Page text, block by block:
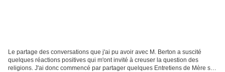
Le partage des conversations que j'ai pu avoir avec M. Berton a suscité
quelques réactions positives qui m'ont invité à creuser la question des
religions. J'ai donc commencé par partager quelques Entretiens de Mère sur